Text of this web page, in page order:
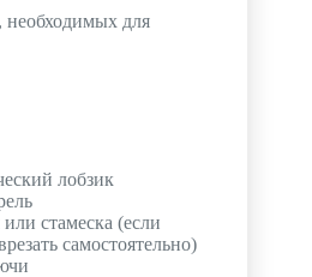
необходимых для
лобзик
стамеска (если
самостоятельно)